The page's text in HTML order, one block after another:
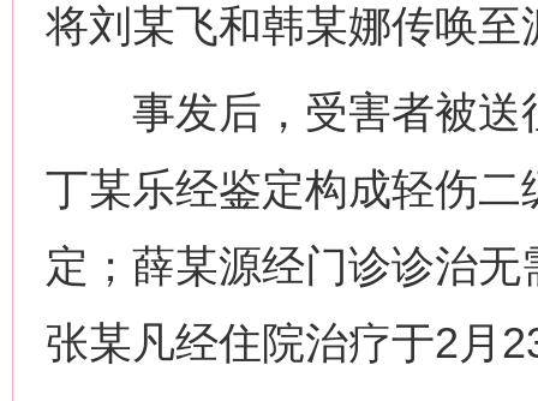
将刘某飞和韩某娜传唤
事发后，受害者被送
丁某乐经鉴定构成轻伤
定；薛某源经门诊诊治
张某凡经住院治疗于2月